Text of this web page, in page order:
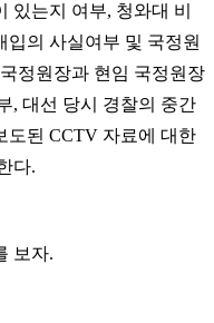
있는지 여부, 청와대 비
의 사실여부 및 국정원
정원장과 현임 국정원장
, 대선 당시 경찰의 중간
도된 CCTV 자료에 대한
다.
보자.